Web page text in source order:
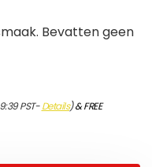
Bevatten geen
PST-Details)&FREE